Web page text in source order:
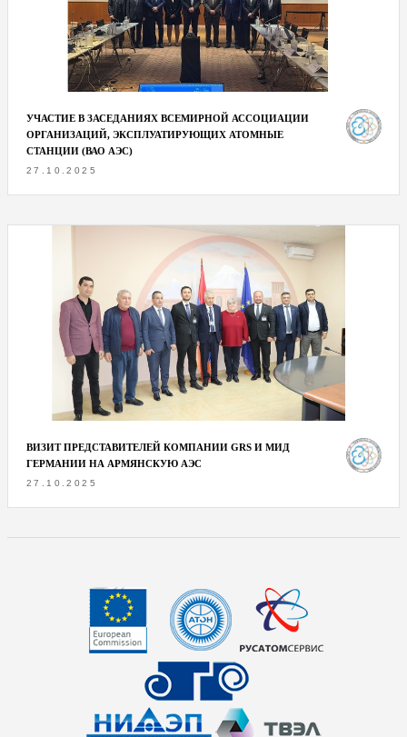
УЧАСТИЕ В ЗАСЕДАНИЯХ ВСЕМИРНОЙ АССОЦИАЦИИ
ОРГАНИЗАЦИЙ, ЭКСПЛУАТИРУЮЩИХ АТОМНЫЕ
СТАНЦИИ (ВАО АЭС)
27.10.2025
ВИЗИТ ПРЕДСТАВИТЕЛЕЙ КОМПАНИИ GRS И МИД
ГЕРМАНИИ НА АРМЯНСКУЮ АЭС
27.10.2025